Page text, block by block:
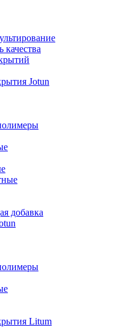
качества
Jotun
добавка
Litum